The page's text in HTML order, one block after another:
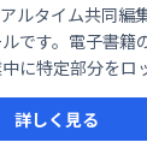
ルタイム共同編
です。電子書籍
に特定部分をロ
、公開したりとい
スムーズな連携
ます。
詳しく見る